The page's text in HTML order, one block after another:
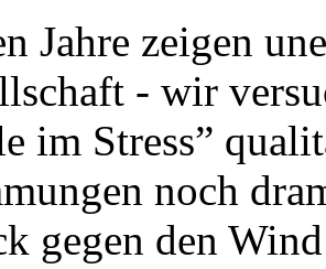
Jahre zeigen
- wir
im Stress”
noch
gegen den